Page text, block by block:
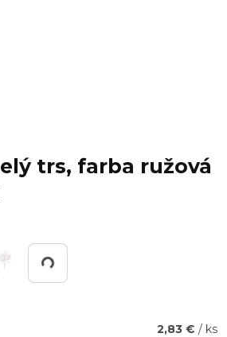
trs, farba ružová
Working...
2,83 € / ks